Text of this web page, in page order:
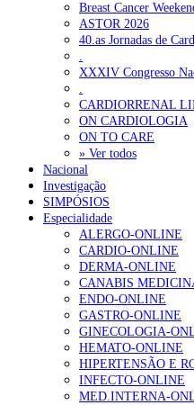
Enfermeiros exigem
privada da ULS do Algarve
Ordem dos Médicos alerta
a consultas e cirurgias
Portugal está a formar os
2026
NOTÍCIAS MAIS LIDAS
Enfermagem
gesto conta e cada
202 visualizações
Alguns milhares de
família com nova
155 visualizações
Breast Cancer
ASTOR 2026
40.as Jornadas de
.
XXXIV Congresso
.
CARDIORRENAL
ON CARDIOLOGIA
ON TO CARE
» Ver todos
Nacional
Investigação
SIMPÓSIOS
Especialidade
ALERGO-ONLINE
CARDIO-ONLINE
DERMA-ONLINE
CANABIS
ENDO-ONLINE
GASTRO-ONLINE
GINECOLOGIA-
HEMATO-ONLINE
HIPERTENSÃO E
INFECTO-ONLINE
MED.INTERNA-